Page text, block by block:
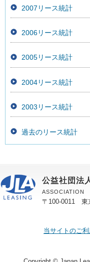
2007リース統計
2006リース統計
2005リース統計
2004リース統計
2003リース統計
過去のリース統計
公益社団法
ASSOCIATION
〒100-0011 東
当サイトのご